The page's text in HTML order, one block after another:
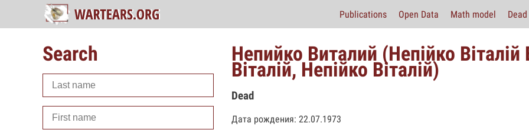
Publications Open Data Math model
Search Непийко Виталий (Непійко
Віталій, Непійко Віталій)
Dead
Дата рождения: 22.07.1973